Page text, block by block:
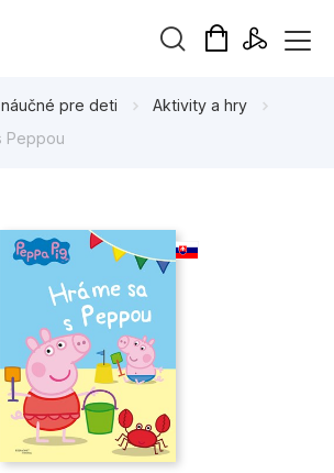
pre deti
Aktivity a hry
Peppou